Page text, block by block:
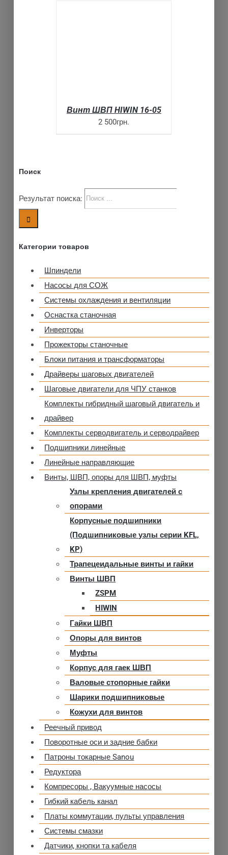
Винт ШВП HIWIN 16-05
2 500грн.
Поиск
Результат поиска:
Категории товаров
Шпиндели
Насосы для СОЖ
Системы охлаждения и вентиляции
Оснастка станочная
Инверторы
Прожекторы станочные
Блоки питания и трансформаторы
Драйверы шаговых двигателей
Шаговые двигатели для ЧПУ станков
Комплекты гибридный шаговый двигатель и
драйвер
Комплекты серводвигатель и серводрайвер
Подшипники линейные
Линейные направляющие
Винты, ШВП, опоры для ШВП, муфты
Узлы крепления двигателей с
опорами
Корпусные подшипники
(Подшипниковые узлы серии KFL,
KP)
Трапецеидальные винты и гайки
Винты ШВП
ZSPM
HIWIN
Гайки ШВП
Опоры для винтов
Муфты
Корпус для гаек ШВП
Валовые стопорные гайки
Шарики подшипниковые
Кожухи для винтов
Реечный привод
Поворотные оси и задние бабки
Патроны токарные Sanou
Редуктора
Компресоры , Вакуумные насосы
Гибкий кабель канал
Платы коммутации, пульты управления
Системы смазки
Датчики, кнопки та кабеля